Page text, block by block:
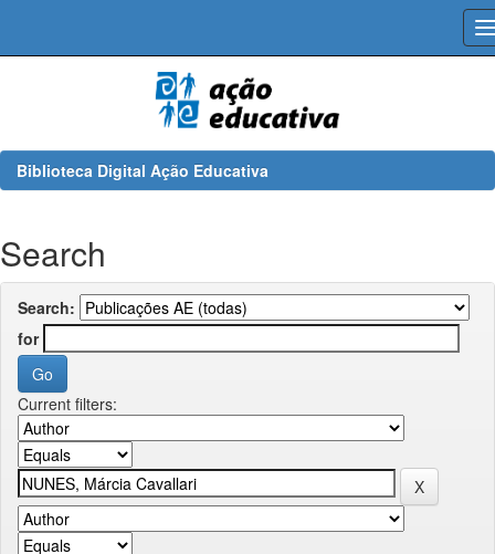
Biblioteca Digital Ação Educativa
Search
Search:
for
Current filters: